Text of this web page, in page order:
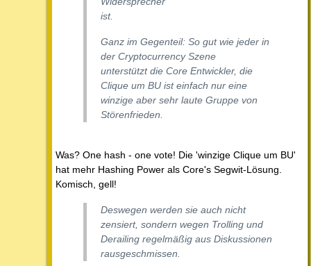
ist.
Ganz im Gegenteil: So gut wie jeder in
der Cryptocurrency Szene
unterstützt die Core Entwickler, die
Clique um BU ist einfach nur eine
winzige aber sehr laute Gruppe von
Störenfrieden.
Was? One hash - one vote! Die 'winzige Clique um BU'
hat mehr Hashing Power als Core's Segwit-Lösung.
Komisch, gell!
Deswegen werden sie auch nicht
zensiert, sondern wegen Trolling und
Derailing regelmäßig aus Diskussionen
rausgeschmissen.